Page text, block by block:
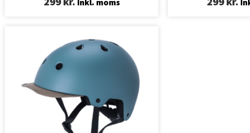
Inkl. moms